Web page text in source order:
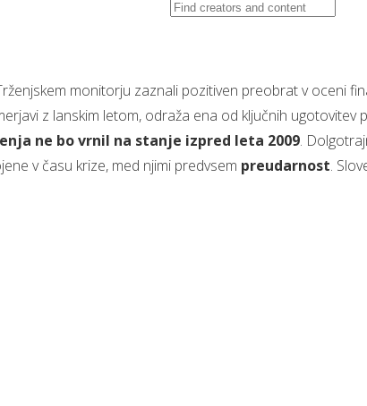
monitorju zaznali pozitiven preobrat v oceni
z lanskim letom, odraža ena od ključnih
ne bo vrnil na stanje izpred leta 2009.
v času krize, med njimi predvsem preudarnost.